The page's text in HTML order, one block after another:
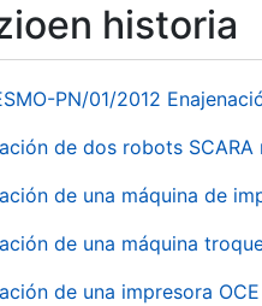
historia
PN/01/2012
de dos robots SCARA
de una máquina de
de una máquina
de una impresora